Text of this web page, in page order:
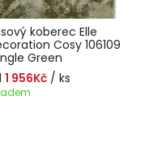
koberec Elle
Cosy 106109
Green
1 956Kč / ks